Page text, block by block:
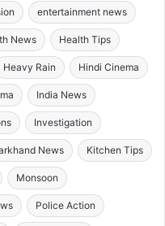
entertainment news
News Health Tips
Heavy Rain Hindi Cinema
India News
Investigation
News Kitchen Tips
Monsoon
Police Action